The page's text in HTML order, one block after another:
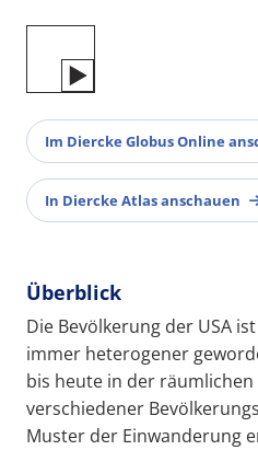
Im Diercke Globus Online
In Diercke Atlas anschauen
Überblick
Die Bevölkerung der USA
immer heterogener
bis heute in der
verschiedener
Muster der Einwanderung